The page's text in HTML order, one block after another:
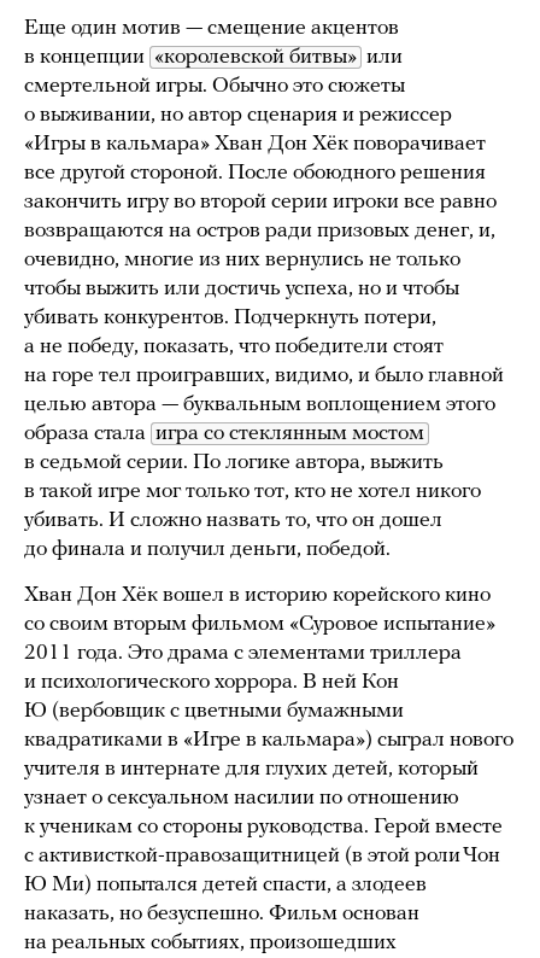
Еще один мотив — смещение акцентов
в концепции «королевской битвы» или
смертельной игры. Обычно это сюжеты
о выживании, но автор сценария и режиссер
«Игры в кальмара» Хван Дон Хёк поворачивает
все другой стороной. После обоюдного решения
закончить игру во второй серии игроки все равно
возвращаются на остров ради призовых денег, и,
очевидно, многие из них вернулись не только
чтобы выжить или достичь успеха, но и чтобы
убивать конкурентов. Подчеркнуть потери,
а не победу, показать, что победители стоят
на горе тел проигравших, видимо, и было главной
целью автора — буквальным воплощением этого
образа стала игра со стеклянным мостом
в седьмой серии. По логике автора, выжить
в такой игре мог только тот, кто не хотел никого
убивать. И сложно назвать то, что он дошел
до финала и получил деньги, победой.
Хван Дон Хёк вошел в историю корейского кино
со своим вторым фильмом «Суровое испытание»
2011 года. Это драма с элементами триллера
и психологического хоррора. В ней Кон
Ю (вербовщик с цветными бумажными
квадратиками в «Игре в кальмара») сыграл нового
учителя в интернате для глухих детей, который
узнает о сексуальном насилии по отношению
к ученикам со стороны руководства. Герой вместе
с активисткой-правозащитницей (в этой роли Чон
Ю Ми) попытался детей спасти, а злодеев
наказать, но безуспешно. Фильм основан
на реальных событиях, произошедших